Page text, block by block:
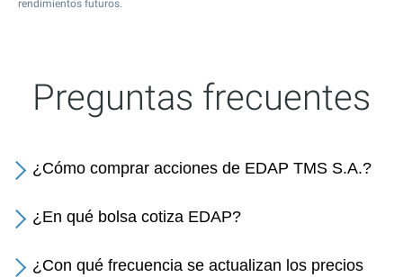
rendimientos futuros.
Preguntas frecuentes
¿Cómo comprar acciones de EDAP TMS S.A.?
¿En qué bolsa cotiza EDAP?
¿Con qué frecuencia se actualizan los precios